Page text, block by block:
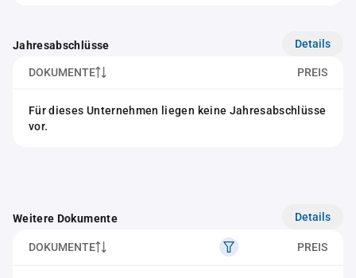
Jahresabschlüsse Details
DOKUMENTE PREIS
Für dieses Unternehmen liegen keine Jahresabschlüsse
vor.
Weitere Dokumente Details
DOKUMENTE PREIS